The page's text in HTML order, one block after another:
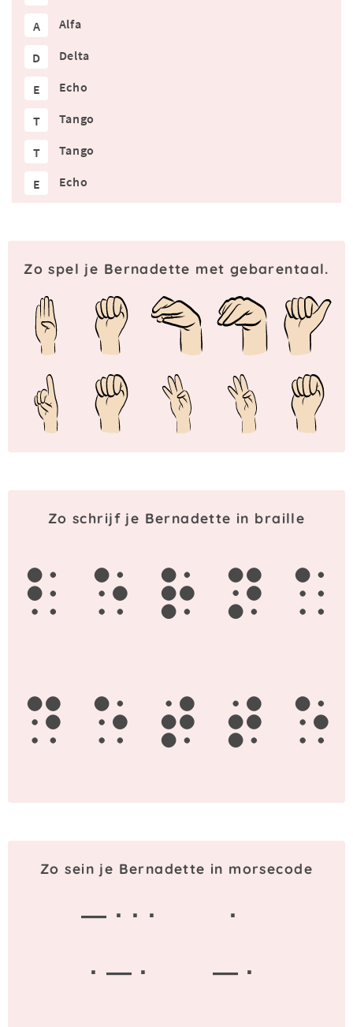
A Alfa
D Delta
E Echo
T Tango
T Tango
E Echo
Zo spel je Bernadette met gebarentaal.
Zo schrijf je Bernadette in braille
b e r n a
d e t t e
Zo sein je Bernadette in morsecode
— · · ·
·
· — ·
— ·